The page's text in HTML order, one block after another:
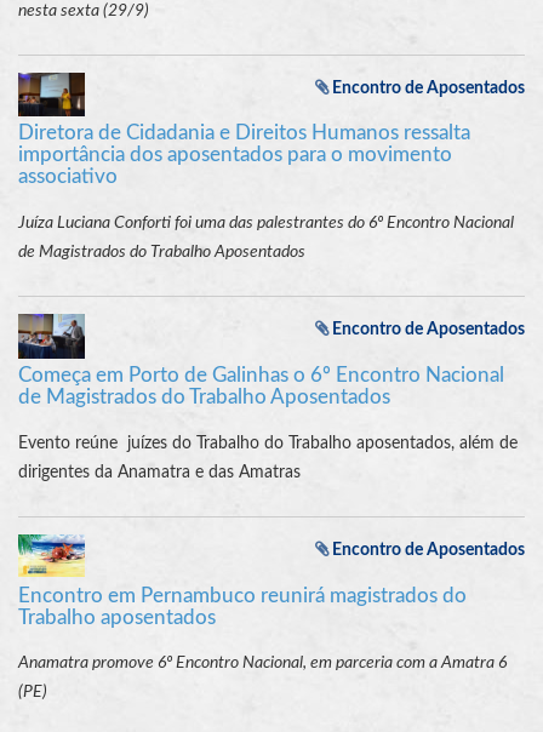
nesta sexta (29/9)
Encontro de Aposentados
Diretora de Cidadania e Direitos Humanos ressalta
importância dos aposentados para o movimento
associativo
Juíza Luciana Conforti foi uma das palestrantes do 6º Encontro Nacional
de Magistrados do Trabalho Aposentados
Encontro de Aposentados
Começa em Porto de Galinhas o 6º Encontro Nacional
de Magistrados do Trabalho Aposentados
Evento reúne juízes do Trabalho do Trabalho aposentados, além de
dirigentes da Anamatra e das Amatras
Encontro de Aposentados
Encontro em Pernambuco reunirá magistrados do
Trabalho aposentados
Anamatra promove 6º Encontro Nacional, em parceria com a Amatra 6
(PE)